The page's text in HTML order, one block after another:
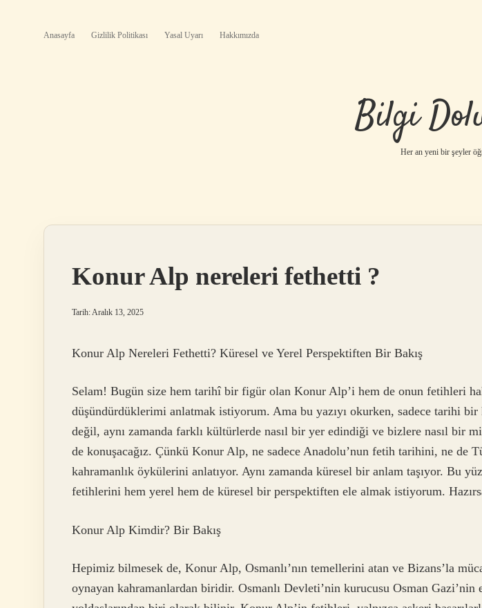
Anasayfa Gizlilik Politikası Yasal Uyarı Hakkımızda
Bilgi
Her an yeni bir şeyler
Konur Alp nereleri fethetti ?
Tarih: Aralık 13, 2025
Konur Alp Nereleri Fethetti? Küresel ve Yerel Perspektiften Bir Bakış
Selam! Bugün size hem tarihî bir figür olan Konur Alp’i hem de onun fetihleri
düşündürdüklerimi anlatmak istiyorum. Ama bu yazıyı okurken, sadece tarihi bir
değil, aynı zamanda farklı kültürlerde nasıl bir yer edindiği ve bizlere nasıl bir
de konuşacağız. Çünkü Konur Alp, ne sadece Anadolu’nun fetih tarihini, ne de
kahramanlık öykülerini anlatıyor. Aynı zamanda küresel bir anlam taşıyor. Bu
fetihlerini hem yerel hem de küresel bir perspektiften ele almak istiyorum.
Konur Alp Kimdir? Bir Bakış
Hepimiz bilmesek de, Konur Alp, Osmanlı’nın temellerini atan ve Bizans’la
oynayan kahramanlardan biridir. Osmanlı Devleti’nin kurucusu Osman Gazi’nin